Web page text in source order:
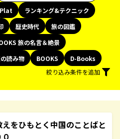
Plat
ランキング&テクニック
歴史時代
旅の図鑑
旅の名言＆絶景
読み物 BOOKS
D-Books
絞り込み条件を追加
をひもとく中国のことばと